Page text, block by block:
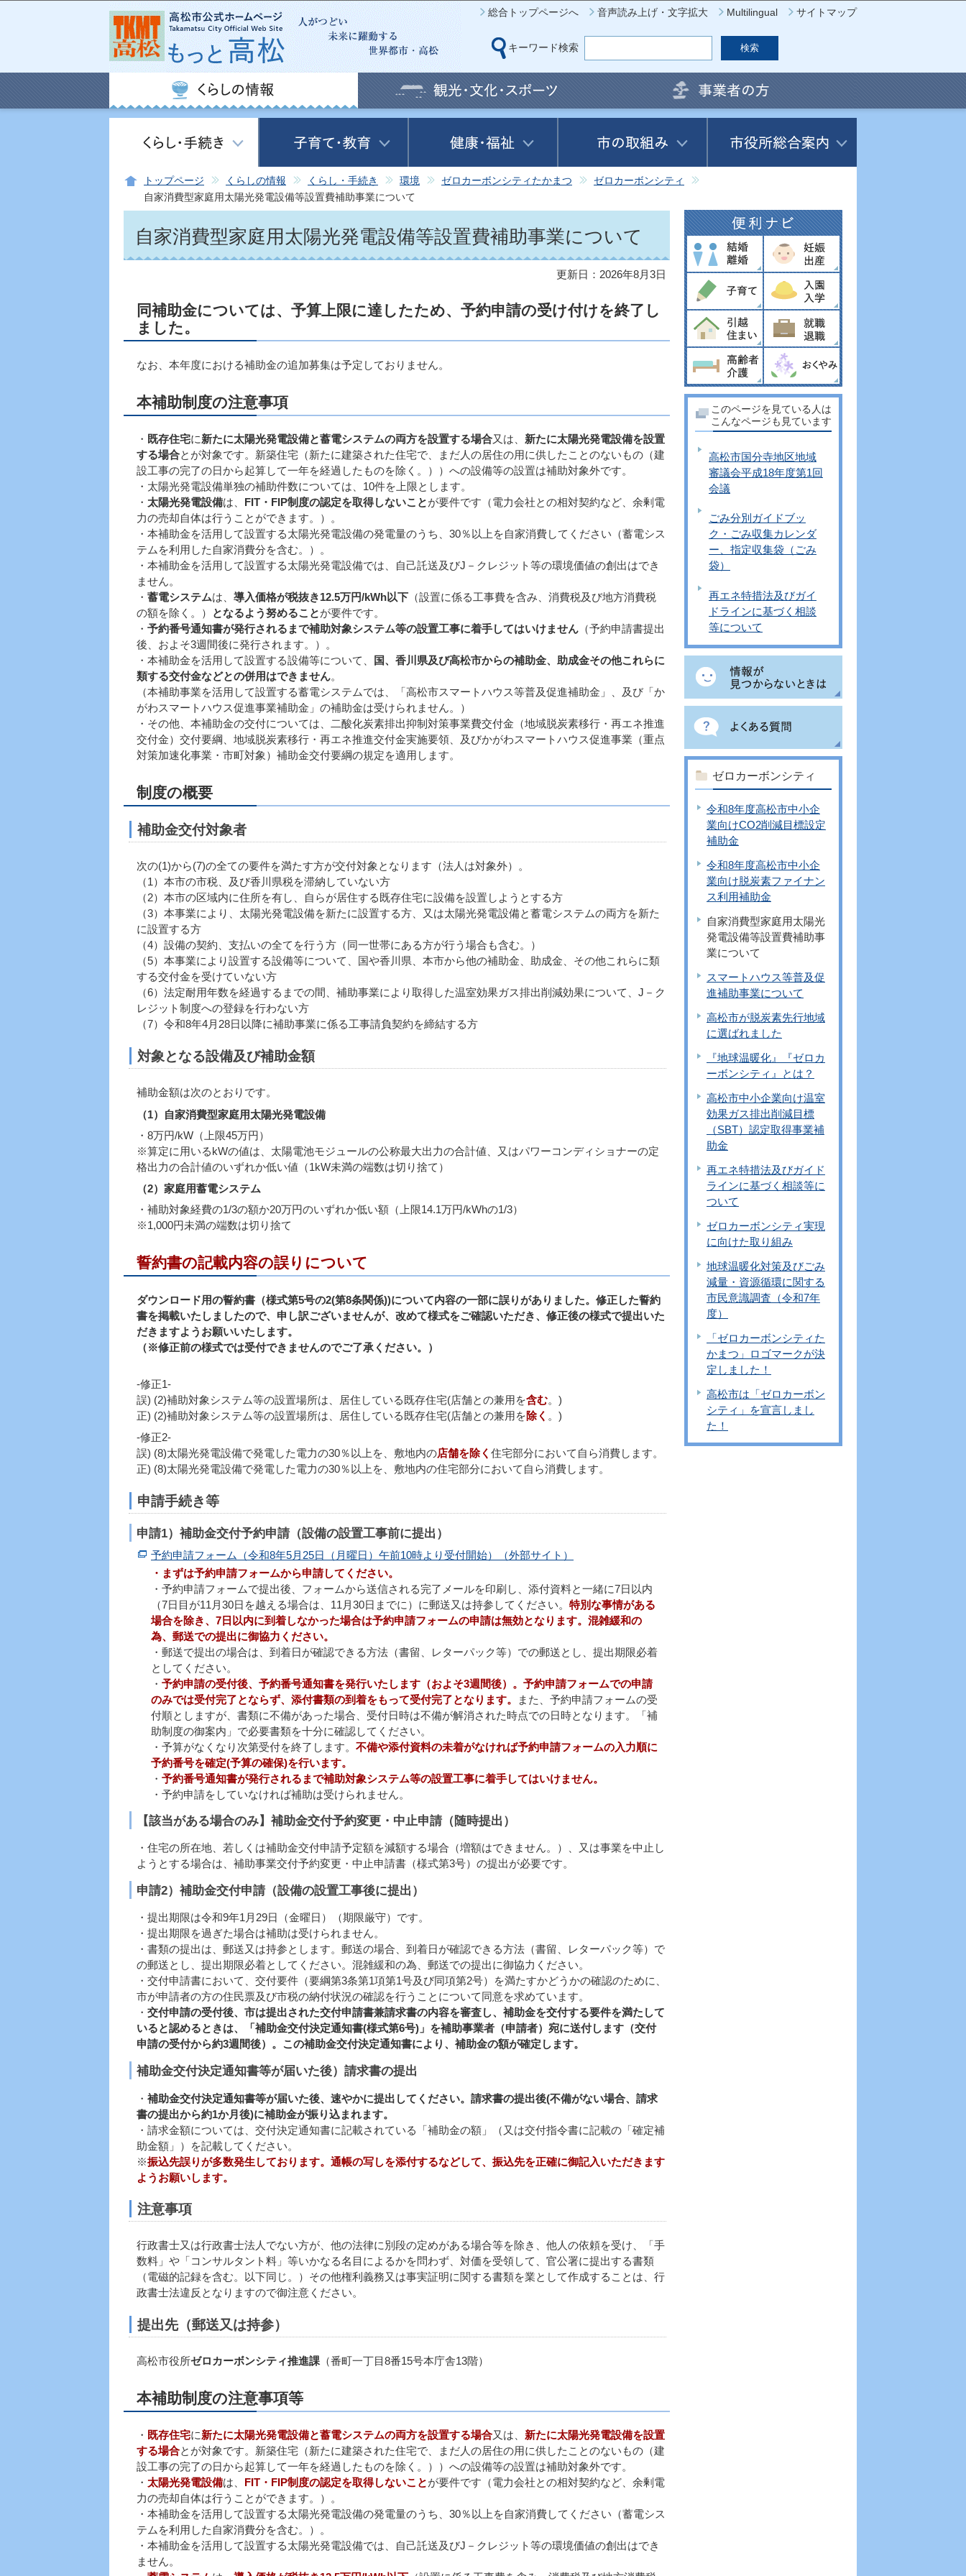
このページの本文へ移動
総合トップページへ 音声読み上げ・文字拡大 Multilingual サイトマップ
キーワード検索
トップページ くらしの情報 くらし・手続き 環境 ゼロカーボンシティたかまつ
ゼロカーボンシティ
自家消費型家庭用太陽光発電設備等設置費補助事業について
自家消費型家庭用太陽光発電設備等設置費補助事業について
更新日：2026年8月3日
同補助金については、予算上限に達したため、予約申請の受け付けを終了し
ました。
なお、本年度における補助金の追加募集は予定しておりません。
本補助制度の注意事項
・ 既存住宅に新たに太陽光発電設備と蓄電システムの両方を設置する場合又は、 新たに太陽光発電設備を設置
する場合とが対象です。新築住宅（新たに建築された住宅で、まだ人の居住の用に供したことのないもの（建
設工事の完了の日から起算して一年を経過したものを除く。））への設備等の設置は補助対象外です。
・太陽光発電設備単独の補助件数については、10件を上限とします。
・ 太陽光発電設備は、 FIT・FIP制度の認定を取得しないことが要件です（電力会社との相対契約など、余剰電
力の売却自体は行うことができます。）。
・本補助金を活用して設置する太陽光発電設備の発電量のうち、30％以上を自家消費してください（蓄電シス
テムを利用した自家消費分を含む。）。
・本補助金を活用して設置する太陽光発電設備では、自己託送及びJ－クレジット等の環境価値の創出はでき
ません。
・ 蓄電システムは、 導入価格が税抜き12.5万円/kWh以下 （設置に係る工事費を含み、消費税及び地方消費税
の額を除く。）
となるよう努めることが要件です。
・ 予約番号通知書が発行されるまで補助対象システム等の設置工事に着手してはいけません （予約申請書提出
後、およそ3週間後に発行されます。）。
・本補助金を活用して設置する設備等について、
国、香川県及び高松市からの補助金、助成金その他これらに
類する交付金などとの併用はできません。
（本補助事業を活用して設置する蓄電システムでは、「高松市スマートハウス等普及促進補助金」、及び「か
がわスマートハウス促進事業補助金」の補助金は受けられません。）
・その他、本補助金の交付については、二酸化炭素排出抑制対策事業費交付金（地域脱炭素移行・再エネ推進
交付金）交付要綱、地域脱炭素移行・再エネ推進交付金実施要領、及びかがわスマートハウス促進事業（重点
対策加速化事業・市町対象）補助金交付要綱の規定を適用します。
制度の概要
補助金交付対象者
次の(1)から(7)の全ての要件を満たす方が交付対象となります（法人は対象外）。
（1）本市の市税、及び香川県税を滞納していない方
（2）本市の区域内に住所を有し、自らが居住する既存住宅に設備を設置しようとする方
（3）本事業により、太陽光発電設備を新たに設置する方、又は太陽光発電設備と蓄電システムの両方を新た
に設置する方
（4）設備の契約、支払いの全てを行う方（同一世帯にある方が行う場合も含む。）
（5）本事業により設置する設備等について、国や香川県、本市から他の補助金、助成金、その他これらに類
する交付金を受けていない方
（6）法定耐用年数を経過するまでの間、補助事業により取得した温室効果ガス排出削減効果について、J－ク
レジット制度への登録を行わない方
（7）令和8年4月28日以降に補助事業に係る工事請負契約を締結する方
対象となる設備及び補助金額
補助金額は次のとおりです。
（1）自家消費型家庭用太陽光発電設備
・8万円/kW（上限45万円）
※算定に用いるkWの値は、太陽電池モジュールの公称最大出力の合計値、又はパワーコンディショナーの定
格出力の合計値のいずれか低い値（1kW未満の端数は切り捨て）
（2）家庭用蓄電システム
・補助対象経費の1/3の額か20万円のいずれか低い額（上限14.1万円/kWhの1/3）
※1,000円未満の端数は切り捨て
誓約書の記載内容の誤りについて
ダウンロード用の誓約書（様式第5号の2(第8条関係))について内容の一部に誤りがありました。修正した誓約
書を掲載いたしましたので、申し訳ございませんが、改めて様式をご確認いただき、修正後の様式で提出いた
だきますようお願いいたします。
（※修正前の様式では受付できませんのでご了承ください。）
-修正1-
誤) (2)補助対象システム等の設置場所は、居住している既存住宅(店舗との兼用を含む。)
正) (2)補助対象システム等の設置場所は、居住している既存住宅(店舗との兼用を除く 。)
-修正2-
誤) (8)太陽光発電設備で発電した電力の30％以上を、敷地内の店舗を除く 住宅部分において自ら消費します。
正) (8)太陽光発電設備で発電した電力の30％以上を、敷地内の住宅部分において自ら消費します。
申請手続き等
申請1）補助金交付予約申請（設備の設置工事前に提出）
予約申請フォーム（令和8年5月25日（月曜日）午前10時より受付開始）（外部サイト）
・まずは予約申請フォームから申請して ください。
・予約申請フォームで提出後、フォームから送信される完了メールを印刷し、添付資料と一緒に7日以内
（7日目が11月30日を越える場合は、11月30日までに）に郵送又は持参してください。 特別な事情がある
場合を除き、7日以内に到着しなかった場合は予約申請フォームの申請は無効となります。 混雑緩和の
為、郵送での提出に御協力ください。
・郵送で提出の場合は、到着日が確認できる方法（書留、レターパック等）での郵送とし、提出期限必着
としてください。
・ 予約申請の受付後、予約番号通知書を発行いたします（およそ3週間後）。予約申請フォームでの申請
のみでは受付完了とならず、添付書類の到着をもって受付完了となります。
また、予約申請フォームの受
付順としますが、書類に不備があった場合、受付日時は不備が解消された時点での日時となります。「補
助制度の御案内」で必要書類を十分に確認してください。
・予算がなくなり次第受付を終了します。 不備や添付資料の未着がなければ予約申請フォームの入力順に
予約番号を確定(予算の確保)を行います。
・ 予約番号通知書が発行されるまで補助対象システム等の設置工事に着手してはいけません。
・予約申請をしていなければ補助は受けられません。
【該当がある場合のみ】補助金交付予約変更・中止申請（随時提出）
・住宅の所在地、若しくは補助金交付申請予定額を減額する場合（増額はできません。）、又は事業を中止し
ようとする場合は、補助事業交付予約変更・中止申請書（様式第3号）の提出が必要です。
申請2）補助金交付申請（設備の設置工事後に提出）
・提出期限は令和9年1月29日（金曜日）（期限厳守）です。
・提出期限を過ぎた場合は補助は受けられません。
・書類の提出は、郵送又は持参とします。郵送の場合、到着日が確認できる方法（書留、レターパック等）で
の郵送とし、提出期限必着としてください。混雑緩和の為、郵送での提出に御協力ください。
・交付申請書において、交付要件（要綱第3条第1項第1号及び同項第2号）を満たすかどうかの確認のために、
市が申請者の方の住民票及び市税の納付状況の確認を行うことについて同意を求めています。
・ 交付申請の受付後、市は提出された交付申請書兼請求書の内容を審査し、補助金を交付する要件を満たして
いると認めるときは、「補助金交付決定通知書(様式第6号)」を補助事業者（申請者）宛に送付します（交付
申請の受付から約3週間後）。この補助金交付決定通知書により、補助金の額が確定します。
補助金交付決定通知書等が届いた後）請求書の提出
・ 補助金交付決定通知書等が届いた後、速やかに提出してください。請求書の提出後(不備がない場合、請求
書の提出から約1か月後)に補助金が振り込まれます。
・請求金額については、交付決定通知書に記載されている「補助金の額」（又は交付指令書に記載の「確定補
助金額」）を記載してください。
※振込先誤りが多数発生しております。通帳の写しを添付するなどして、振込先を正確に御記入いただきます
ようお願いします。
注意事項
行政書士又は行政書士法人でない方が、他の法律に別段の定めがある場合等を除き、他人の依頼を受け、「手
数料」や「コンサルタント料」等いかなる名目によるかを問わず、対価を受領して、官公署に提出する書類
（電磁的記録を含む。以下同じ。）その他権利義務又は事実証明に関する書類を業として作成することは、行
政書士法違反となりますので御注意ください。
提出先（郵送又は持参）
高松市役所ゼロカーボンシティ推進課 （番町一丁目8番15号本庁舎13階）
本補助制度の注意事項等
・ 既存住宅に新たに太陽光発電設備と蓄電システムの両方を設置する場合又は、 新たに太陽光発電設備を設置
する場合とが対象です。新築住宅（新たに建築された住宅で、まだ人の居住の用に供したことのないもの（建
設工事の完了の日から起算して一年を経過したものを除く。））への設備等の設置は補助対象外です。
・ 太陽光発電設備は、 FIT・FIP制度の認定を取得しないことが要件です（電力会社との相対契約など、余剰電
力の売却自体は行うことができます。）。
・本補助金を活用して設置する太陽光発電設備の発電量のうち、30％以上を自家消費してください（蓄電シス
テムを利用した自家消費分を含む。）。
・本補助金を活用して設置する太陽光発電設備では、自己託送及びJ－クレジット等の環境価値の創出はでき
ません。
このページを見ている人は
こんなページも見ています
高松市国分寺地区地域
審議会平成18年度第1回
会議
ごみ分別ガイドブッ
ク・ごみ収集カレンダ
ー、指定収集袋（ごみ
袋）
再エネ特措法及びガイ
ドラインに基づく相談
等について
ゼロカーボンシティ
令和8年度高松市中小企
業向けCO2削減目標設定
補助金
令和8年度高松市中小企
業向け脱炭素ファイナン
ス利用補助金
自家消費型家庭用太陽光
発電設備等設置費補助事
業について
スマートハウス等普及促
進補助事業について
高松市が脱炭素先行地域
に選ばれました
『地球温暖化』『ゼロカ
ーボンシティ』とは？
高松市中小企業向け温室
効果ガス排出削減目標
（SBT）認定取得事業補
助金
再エネ特措法及びガイド
ラインに基づく相談等に
ついて
ゼロカーボンシティ実現
に向けた取り組み
地球温暖化対策及びごみ
減量・資源循環に関する
市民意識調査（令和7年
度）
「ゼロカーボンシティた
かまつ」ロゴマークが決
定しました！
高松市は「ゼロカーボン
シティ」を宣言しまし
た！